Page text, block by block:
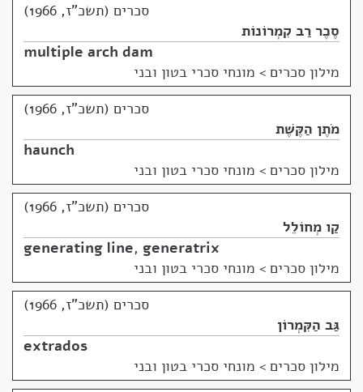
סכרים (תשכ"ז, 1966)
סֶכֶר רַב קִמְרוֹנוֹת
multiple arch dam
מילון סכרים > מונחי סכרי בטון ובני
סכרים (תשכ"ז, 1966)
מֹתֶן הַקֶּשֶׁת
haunch
מילון סכרים > מונחי סכרי בטון ובני
סכרים (תשכ"ז, 1966)
קַו מְחוֹלֵל
generating line, generatrix
מילון סכרים > מונחי סכרי בטון ובני
סכרים (תשכ"ז, 1966)
גַּב הַקִּמְרוֹן
extrados
מילון סכרים > מונחי סכרי בטון ובני